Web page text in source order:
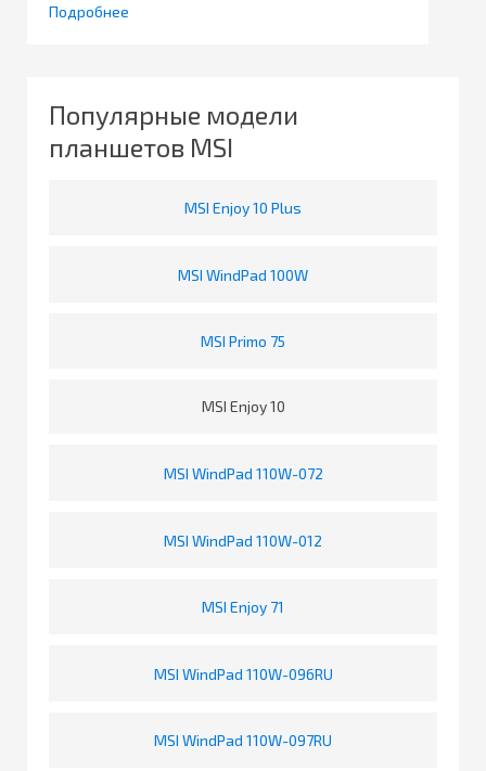
Подробнее
Популярные модели
планшетов MSI
MSI Enjoy 10 Plus
MSI WindPad 100W
MSI Primo 75
MSI Enjoy 10
MSI WindPad 110W-072
MSI WindPad 110W-012
MSI Enjoy 71
MSI WindPad 110W-096RU
MSI WindPad 110W-097RU